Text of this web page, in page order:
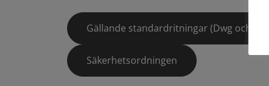
Gällande standardritningar (Dwg och pdf)
Säkerhetsordningen